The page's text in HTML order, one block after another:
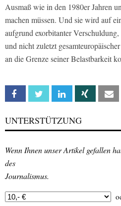
Ausmaß wie in den 1980er Jahren
machen müssen. Und sie wird auf
aufgrund exorbitanter
und nicht zuletzt
an die Grenze seiner Belastbarkeit
Facebook Twitter Linkedin Xing
UNTERSTÜTZUNG
Wenn Ihnen unser Artikel gefallen
des
Journalismus.